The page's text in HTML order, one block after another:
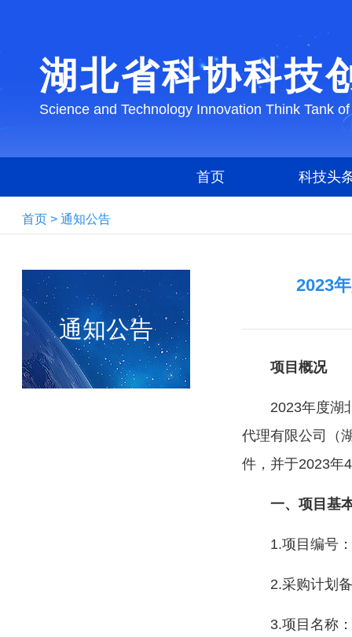
湖北省科协科技
Science and Technology Innovation Think Tank
首页 科技头
首页 > 通知公告
通知公告
2023
项目概况
2023年度湖
代理有限公司（
件，并于2023年
一、项目基
1.项目编号
2.采购计划
3.项目名称